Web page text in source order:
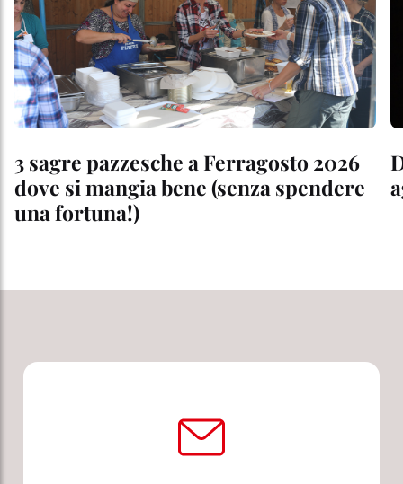
3 sagre pazzesche a Ferragosto 2026
dove si mangia bene (senza spendere
una fortuna!)